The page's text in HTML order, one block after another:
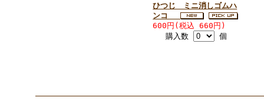
ひつじ ミニ消しゴムハ
ンコ
600円(税込 660円)
購入数
個